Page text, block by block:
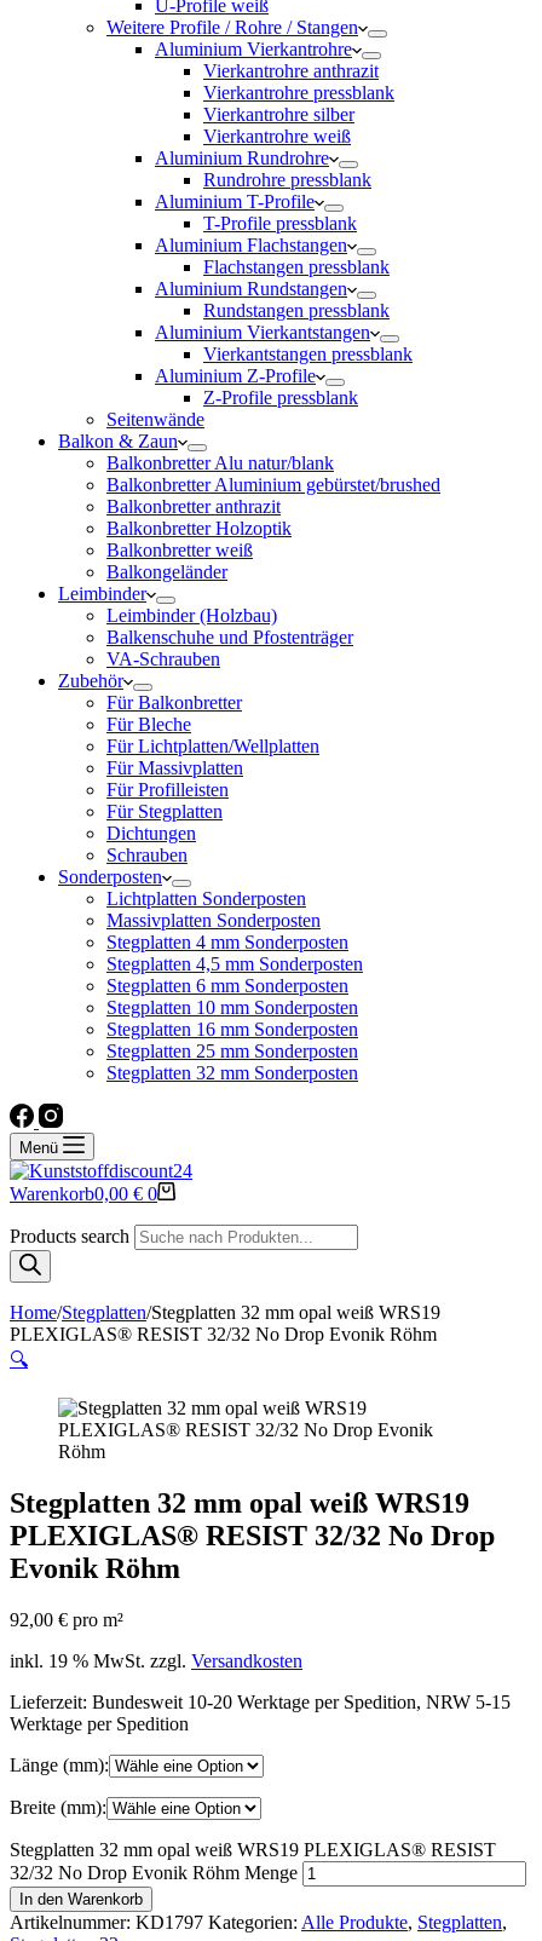
U-Profile weiß
Weitere Profile / Rohre / Stangen
Aluminium Vierkantrohre
Vierkantrohre anthrazit
Vierkantrohre pressblank
Vierkantrohre silber
Vierkantrohre weiß
Aluminium Rundrohre
Rundrohre pressblank
Aluminium T-Profile
T-Profile pressblank
Aluminium Flachstangen
Flachstangen pressblank
Aluminium Rundstangen
Rundstangen pressblank
Aluminium Vierkantstangen
Vierkantstangen pressblank
Aluminium Z-Profile
Z-Profile pressblank
Seitenwände
Balkon & Zaun
Balkonbretter Alu natur/blank
Balkonbretter Aluminium gebürstet/brushed
Balkonbretter anthrazit
Balkonbretter Holzoptik
Balkonbretter weiß
Balkongeländer
Leimbinder
Leimbinder (Holzbau)
Balkenschuhe und Pfostenträger
VA-Schrauben
Zubehör
Für Balkonbretter
Für Bleche
Für Lichtplatten/Wellplatten
Für Massivplatten
Für Profilleisten
Für Stegplatten
Dichtungen
Schrauben
Sonderposten
Lichtplatten Sonderposten
Massivplatten Sonderposten
Stegplatten 4 mm Sonderposten
Stegplatten 4,5 mm Sonderposten
Stegplatten 6 mm Sonderposten
Stegplatten 10 mm Sonderposten
Stegplatten 16 mm Sonderposten
Stegplatten 25 mm Sonderposten
Stegplatten 32 mm Sonderposten
Menü
Warenkorb0,00 € 0
Products search
Home/Stegplatten/Stegplatten 32 mm opal weiß WRS19
PLEXIGLAS® RESIST 32/32 No Drop Evonik Röhm
🔍
Stegplatten 32 mm opal weiß WRS19
PLEXIGLAS® RESIST 32/32 No Drop
Evonik Röhm
92,00 € pro m²
inkl. 19 % MwSt. zzgl. Versandkosten
Lieferzeit: Bundesweit 10-20 Werktage per Spedition, NRW 5-15
Werktage per Spedition
Länge (mm):
Breite (mm):
Stegplatten 32 mm opal weiß WRS19 PLEXIGLAS® RESIST
32/32 No Drop Evonik Röhm Menge
In den Warenkorb
Artikelnummer: KD1797 Kategorien: Alle Produkte, Stegplatten,